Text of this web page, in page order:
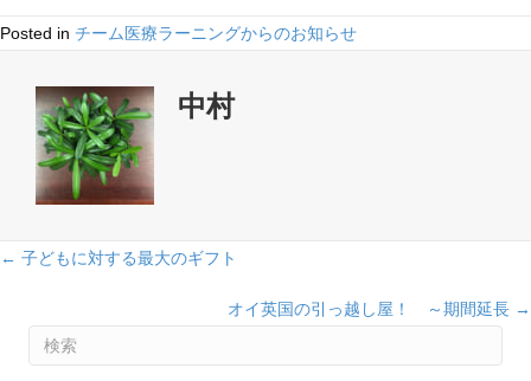
い
Posted in チーム医療ラーニングからのお知らせ
中村
Posts
← 子どもに対する最大のギフト
オイ英国の引っ越し屋！ ～期間延長 →